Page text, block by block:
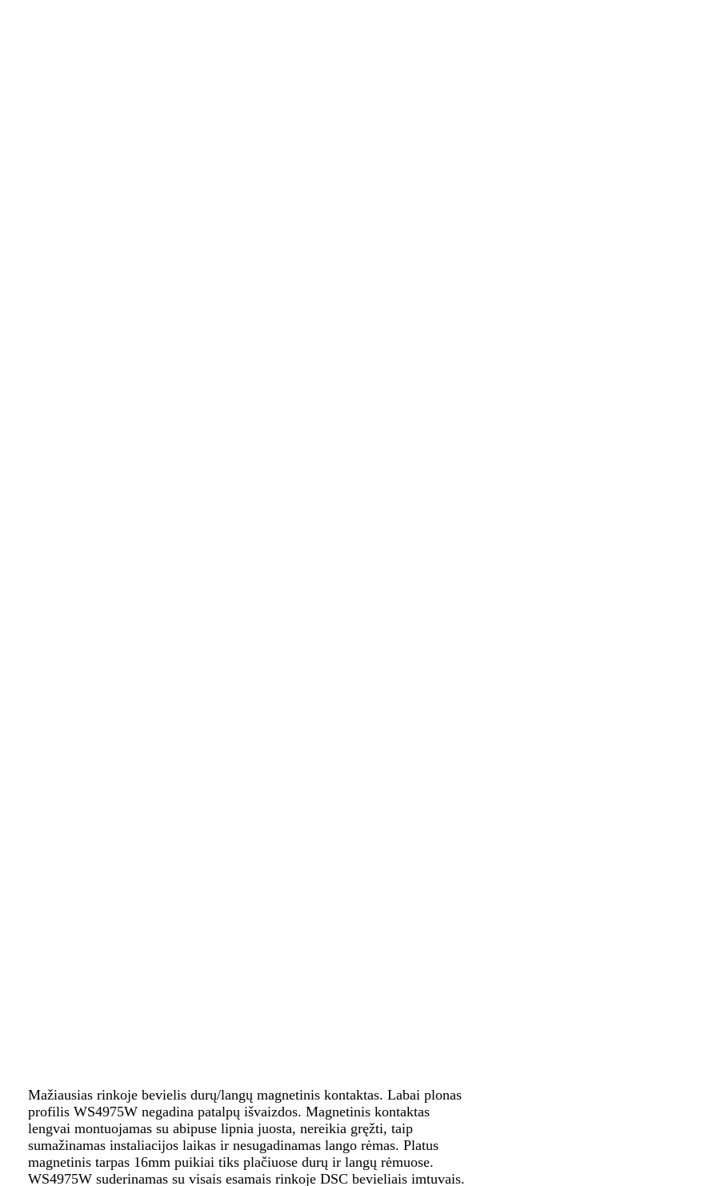
Mažiausias rinkoje bevielis durų/langų magnetinis kontaktas. Labai plonas
profilis WS4975W negadina patalpų išvaizdos. Magnetinis kontaktas
lengvai montuojamas su abipuse lipnia juosta, nereikia gręžti, taip
sumažinamas instaliacijos laikas ir nesugadinamas lango rėmas. Platus
magnetinis tarpas 16mm puikiai tiks plačiuose durų ir langų rėmuose.
WS4975W suderinamas su visais esamais rinkoje DSC bevieliais imtuvais.